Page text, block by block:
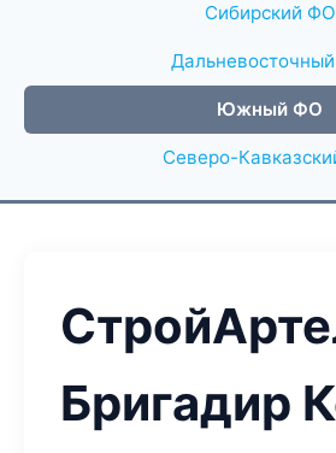
Сибирский ФО
Южный ФО
Северо-
Бригадир